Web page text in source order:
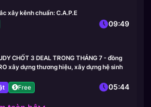
xây kênh chuẩn: C.A.P.E
09:49
CHỐT 3 DEAL TRONG THÁNG 7 - đồng
xây dựng thương hiệu, xây dựng hệ sinh
Free 05:44